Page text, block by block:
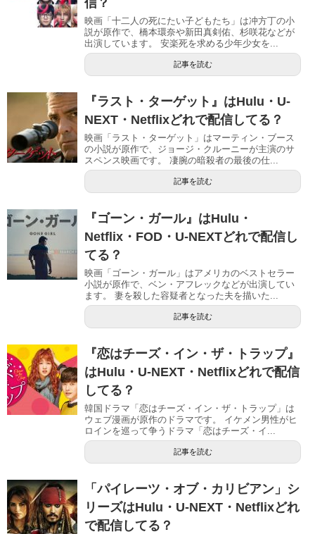
信？
映画「十二人の死にたい子どもたち」は冲方丁の小
説が原作で、橋本環奈や新田真剣佑、杉咲花などが
出演しています。 安楽死を求める少年少女を...
記事を読む
『ラスト・ターゲット』はHulu・U-
NEXT・Netflixどれで配信してる？
映画「ラスト・ターゲット」はマーティン・ブース
の小説が原作で、ジョージ・クルーニーが主演のサ
スペンス映画です。 凄腕の暗殺者の最後の仕...
記事を読む
『ゴーン・ガール』はHulu・
Netflix・FOD・U-NEXTどれで配信し
てる？
映画「ゴーン・ガール」はアメリカのベストセラー
小説が原作で、ベン・アフレックなどが出演してい
ます。 妻を殺した容疑者となった夫を描いた...
記事を読む
『恋はチーズ・イン・ザ・トラップ』
はHulu・U-NEXT・Netflixどれで配信
してる？
韓国ドラマ「恋はチーズ・イン・ザ・トラップ」は
ウェブ漫画が原作のドラマです。 イケメン男性がヒ
ロインを巡って争うドラマ「恋はチーズ・イ...
記事を読む
「パイレーツ・オブ・カリビアン」シ
リーズはHulu・U-NEXT・Netflixどれ
で配信してる？